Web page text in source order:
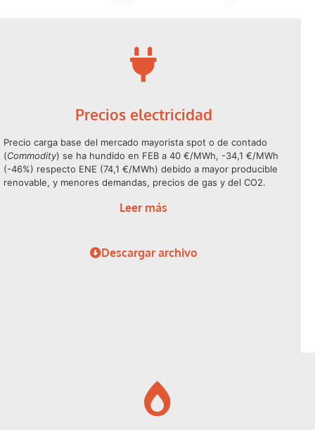
Precios electricidad
Precio carga base del mercado mayorista spot o de contado
(Commodity) se ha hundido en FEB a 40 €/MWh, -34,1 €/MWh
(-46%) respecto ENE (74,1 €/MWh) debido a mayor producible
renovable, y menores demandas, precios de gas y del CO2.
Leer más
Descargar archivo